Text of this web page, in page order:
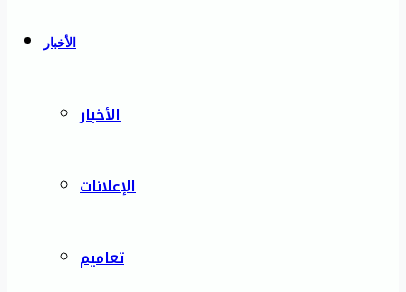
الأخبار
الأخبار
الإعلانات
تعاميم